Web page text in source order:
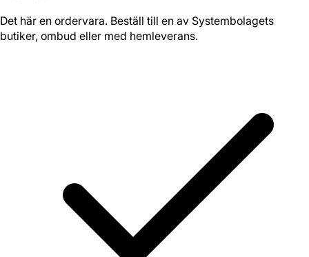
Det här en ordervara. Beställ till en av Systembolagets
butiker, ombud eller med hemleverans.